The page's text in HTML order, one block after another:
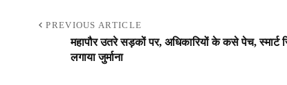
PREVIOUS ARTICLE
महापौर उतरे सड़कों पर, अधिकारियों के कसे पेच, स्मार्ट
लगाया जुर्माना